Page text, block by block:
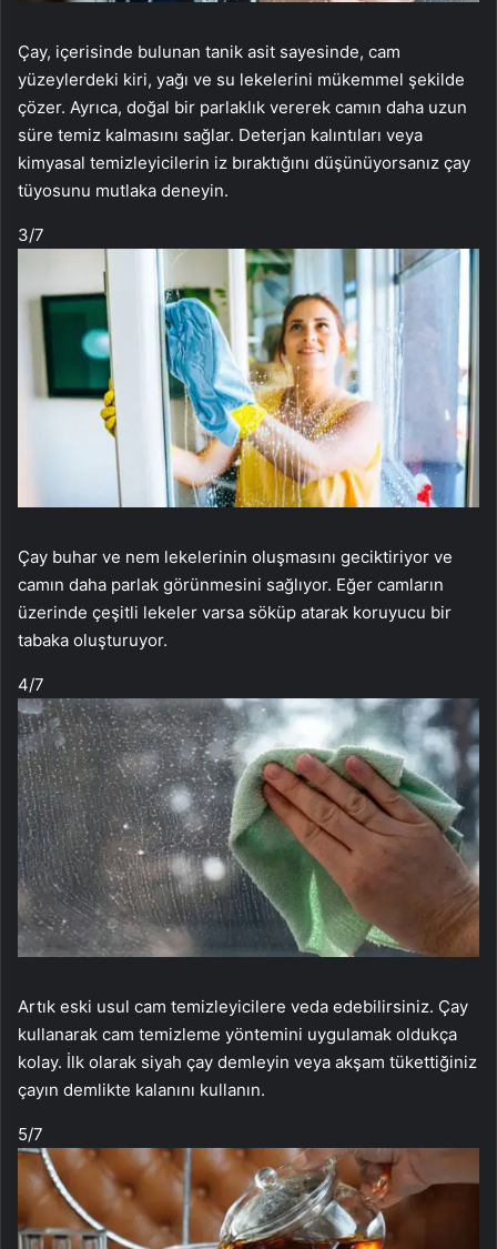
Çay, içerisinde bulunan tanik asit sayesinde, cam
yüzeylerdeki kiri, yağı ve su lekelerini mükemmel şekilde
çözer. Ayrıca, doğal bir parlaklık vererek camın daha uzun
süre temiz kalmasını sağlar. Deterjan kalıntıları veya
kimyasal temizleyicilerin iz bıraktığını düşünüyorsanız çay
tüyosunu mutlaka deneyin.
3/7
Çay buhar ve nem lekelerinin oluşmasını geciktiriyor ve
camın daha parlak görünmesini sağlıyor. Eğer camların
üzerinde çeşitli lekeler varsa söküp atarak koruyucu bir
tabaka oluşturuyor.
4/7
Artık eski usul cam temizleyicilere veda edebilirsiniz. Çay
kullanarak cam temizleme yöntemini uygulamak oldukça
kolay. İlk olarak siyah çay demleyin veya akşam tükettiğiniz
çayın demlikte kalanını kullanın.
5/7